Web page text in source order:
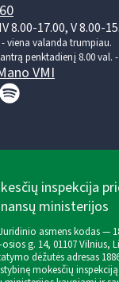
8.00-17.00, V 8.00-
viena valanda trumpiau.
penktadienį 8.00 val. -
VMI
inspekcija
ministerijos
asmens kodas —
g. 14, 01107 Vilnius,
dėžutės adresas
mokesčių